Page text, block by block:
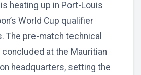
heating up in Port-Louis
World Cup qualifier
The pre-match technical
at the Mauritian
headquarters, setting the